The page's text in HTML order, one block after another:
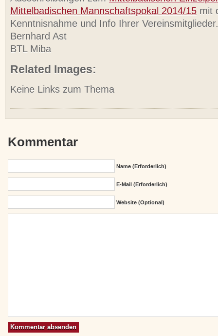
Mittelbadischen Mannschaftspokal 2014/15 mit
Kenntnisnahme und Info Ihrer Vereinsmitglieder.
Bernhard Ast
BTL Miba
Related Images:
Keine Links zum Thema
Kommentar
Name (erforderlich)
E-Mail (erforderlich)
Website (Optional)